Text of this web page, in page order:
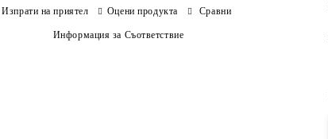
Изпрати на приятел Оцени продукта Сравни
Информация за Съответствие